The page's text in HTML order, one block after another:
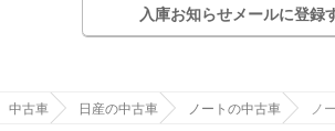
入庫お知らせメールに登録
中古車 日産の中古車 ノートの中古車 ノ